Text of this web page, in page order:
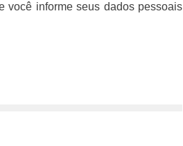
você informe seus dados pessoais